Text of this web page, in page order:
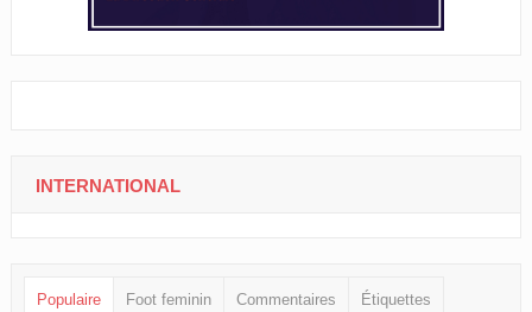
INTERNATIONAL
Populaire Foot feminin Commentaires Étiquettes